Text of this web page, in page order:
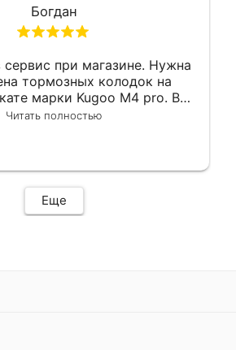
Богдан
при магазине. Нужна
тормозных колодок на
марки Kugoo M4 pro. Всё
виде и в максимально
и обратился в этот
Читать полностью
Еще